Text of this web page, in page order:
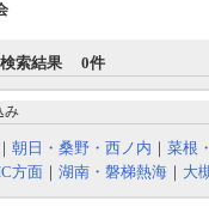
検索結果 0件
み
｜ 朝日・桑野・西ノ内 ｜ 菜根
方面 ｜ 湖南・磐梯熱海 ｜ 大